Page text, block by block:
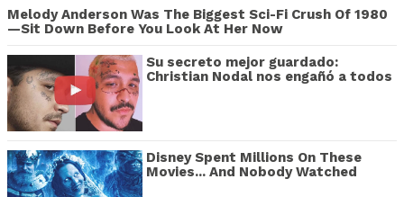
Melody Anderson Was The Biggest Sci-Fi Crush Of 1980
—Sit Down Before You Look At Her Now
Su secreto mejor guardado:
Christian Nodal nos engañó a todos
Disney Spent Millions On These
Movies... And Nobody Watched